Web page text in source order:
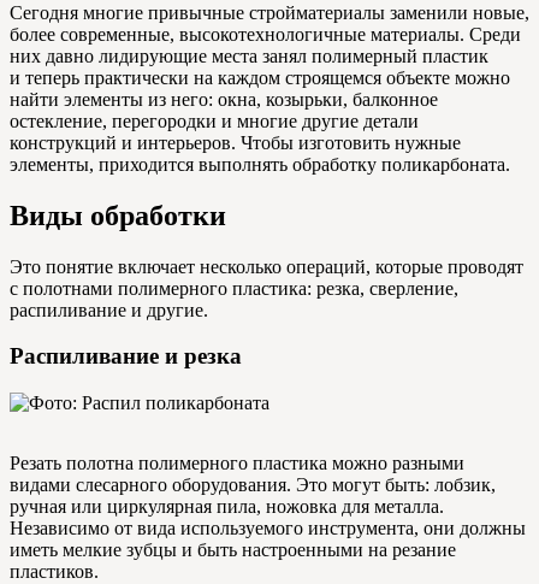
Сегодня многие привычные стройматериалы заменили новые,
более современные, высокотехнологичные материалы. Среди
них давно лидирующие места занял полимерный пластик
и теперь практически на каждом строящемся объекте можно
найти элементы из него: окна, козырьки, балконное
остекление, перегородки и многие другие детали
конструкций и интерьеров. Чтобы изготовить нужные
элементы, приходится выполнять обработку поликарбоната.
Виды обработки
Это понятие включает несколько операций, которые проводят
с полотнами полимерного пластика: резка, сверление,
распиливание и другие.
Распиливание и резка
Резать полотна полимерного пластика можно разными
видами слесарного оборудования. Это могут быть: лобзик,
ручная или циркулярная пила, ножовка для металла.
Независимо от вида используемого инструмента, они должны
иметь мелкие зубцы и быть настроенными на резание
пластиков.